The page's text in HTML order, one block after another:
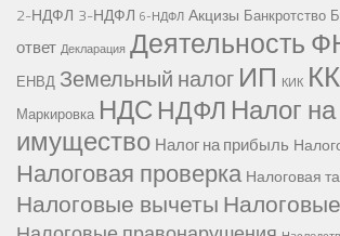
2-НДФЛ 3-НДФЛ 6-НДФЛ Акцизы Банкротство
ответ Декларация Деятельность
ЕНВД Земельный налог ИП КИК
Маркировка НДС НДФЛ Налог на
имущество Налог на прибыль
Налоговая проверка Налоговая
Налоговые вычеты